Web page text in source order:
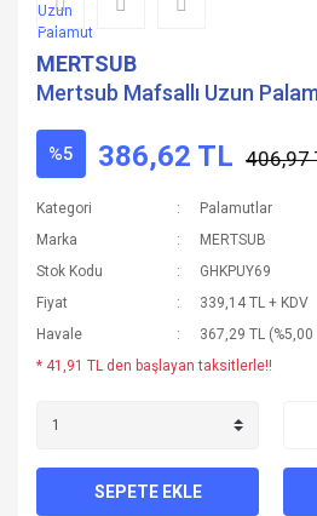
MERTSUB
Mertsub Mafsallı Uzun
%5 386,62 TL 406,97
Kategori
Palamutlar
Marka
MERTSUB
Stok Kodu
GHKPUY69
Fiyat
339,14 TL + KDV
Havale
367,29 TL
* 41,91 TL den başlayan taksitlerle!!
SEPETE EKLE